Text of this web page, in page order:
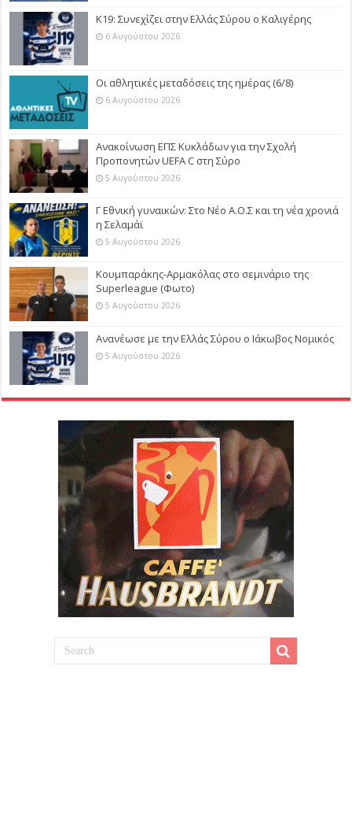
Κ19: Συνεχίζει στην Ελλάς Σύρου ο Καλιγέρης
6 Αυγούστου 2026
Οι αθλητικές μεταδόσεις της ημέρας (6/8)
6 Αυγούστου 2026
Ανακοίνωση ΕΠΣ Κυκλάδων για την Σχολή
Προπονητών UEFA C στη Σύρο
5 Αυγούστου 2026
Γ Εθνική γυναικών: Στο Νέο Α.Ο.Σ και τη νέα χρονιά
η Σελαμάϊ
5 Αυγούστου 2026
Κουμπαράκης-Αρμακόλας στο σεμινάριο της
Superleague (Φωτο)
5 Αυγούστου 2026
Ανανέωσε με την Ελλάς Σύρου ο Ιάκωβος Νομικός
5 Αυγούστου 2026